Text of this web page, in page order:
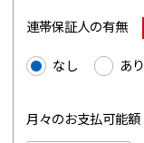
連帯保証人の有無
なし あり
月々のお支払可能額